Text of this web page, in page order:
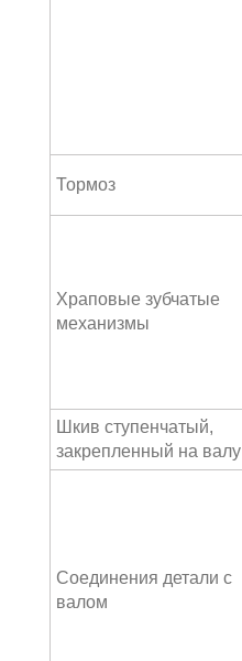
Тормоз
Храповые зубчатые
механизмы
Шкив ступенчатый,
закрепленный на валу
Соединения детали с
валом